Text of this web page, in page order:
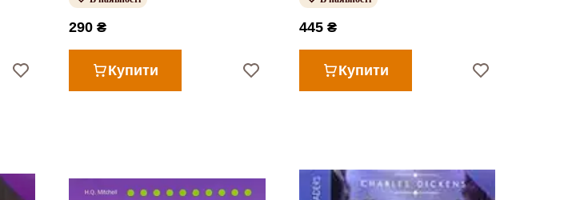
290 ₴
Купити
445 ₴
Купити